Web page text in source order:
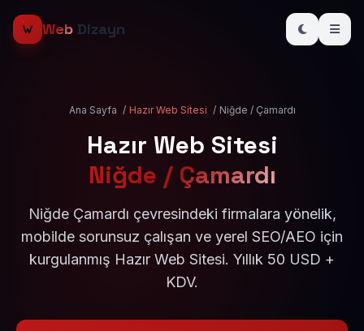
Web Dizayn
Ana Sayfa / Hazır Web Sitesi / Niğde / Çamardı
Hazır Web Sitesi
Niğde / Çamardı
Niğde Çamardı çevresindeki firmalara yönelik,
mobilde sorunsuz çalışan ve yerel SEO/AEO için
kurgulanmış Hazır Web Sitesi. Yıllık 50 USD +
KDV.